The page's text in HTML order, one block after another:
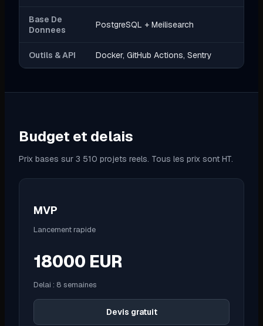
Base De
Donnees
PostgreSQL + Meilisearch
Outils & API Docker, GitHub Actions, Sentry
Budget et delais
Prix bases sur 3 510 projets reels. Tous les prix sont HT.
MVP
Lancement rapide
18000 EUR
Delai : 8 semaines
Devis gratuit